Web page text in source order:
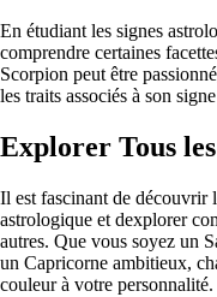
En étudiant les signes
comprendre certaines
Scorpion peut être
les traits associés à son
Explorer Tous
Il est fascinant de découvrir
astrologique et dexplorer
autres. Que vous soyez un
un Capricorne ambitieux,
couleur à votre personnalité.